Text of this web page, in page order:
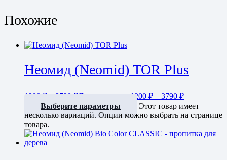
Похожие
Неомид (Neomid) TOR Plus
1200 ₽ 3790 ₽Диапазон цен: 1200 ₽ – 3790 ₽
Выберите параметры
Этот товар имеет
несколько вариаций. Опции можно выбрать на странице
товара.